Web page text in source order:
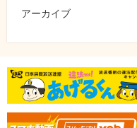
アーカイブ